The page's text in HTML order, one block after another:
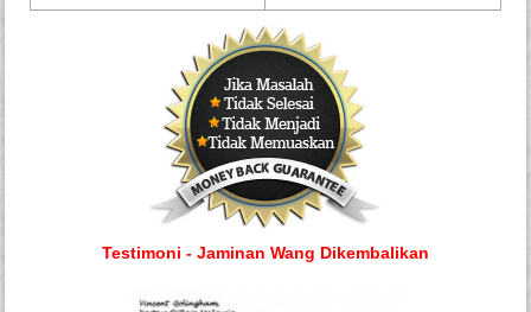
Testimoni - Jaminan Wang Dikembalikan